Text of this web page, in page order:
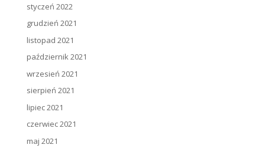
styczeń 2022
grudzień 2021
listopad 2021
październik 2021
wrzesień 2021
sierpień 2021
lipiec 2021
czerwiec 2021
maj 2021